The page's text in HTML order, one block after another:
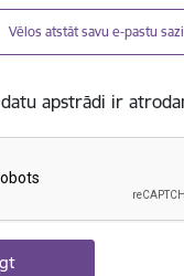
Vēlos atstāt savu e-pastu
apstrādi ir